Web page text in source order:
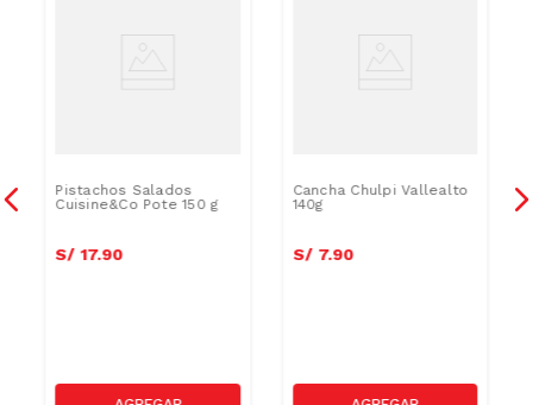
Pistachos Salados
Cuisine&Co Pote 150 g
S/ 17.90
Cancha Chulpi Vallealto
140g
S/ 7.90